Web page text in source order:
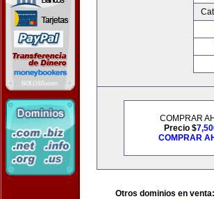
COMPRAR
Precio $
COMPRAR
Otros dominios en venta: